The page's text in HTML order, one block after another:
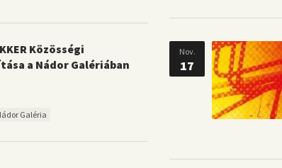
Közösségi
a Nádor Galériában
Galéria
Nov.
17